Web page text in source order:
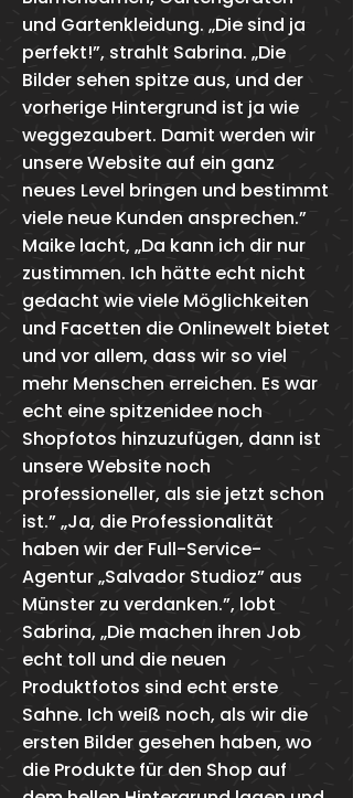
und Gartenkleidung. „Die sind ja
perfekt!”, strahlt Sabrina. „Die
Bilder sehen spitze aus, und der
vorherige Hintergrund ist ja wie
weggezaubert. Damit werden wir
unsere Website auf ein ganz
neues Level bringen und bestimmt
viele neue Kunden ansprechen.”
Maike lacht, „Da kann ich dir nur
zustimmen. Ich hätte echt nicht
gedacht wie viele Möglichkeiten
und Facetten die Onlinewelt bietet
und vor allem, dass wir so viel
mehr Menschen erreichen. Es war
echt eine spitzenidee noch
Shopfotos hinzuzufügen, dann ist
unsere Website noch
professioneller, als sie jetzt schon
ist.” „Ja, die Professionalität
haben wir der Full-Service-
Agentur „Salvador Studioz” aus
Münster zu verdanken.”, lobt
Sabrina, „Die machen ihren Job
echt toll und die neuen
Produktfotos sind echt erste
Sahne. Ich weiß noch, als wir die
ersten Bilder gesehen haben, wo
die Produkte für den Shop auf